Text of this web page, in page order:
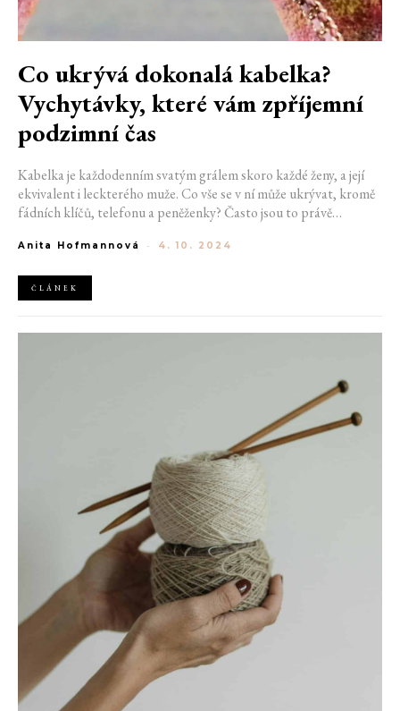
Co ukrývá dokonalá kabelka?
Vychytávky, které vám zpříjemní
podzimní čas
Kabelka je každodenním svatým grálem skoro každé ženy, a její
ekvivalent i leckterého muže. Co vše se v ní může ukrývat, kromě
fádních klíčů, telefonu a peněženky? Často jsou to právě
nich vyjít z domu. Inspirujte se, jaké vychytávky vám usnadní
Anita Hofmannová - 4. 10. 2024
ČLÁNEK